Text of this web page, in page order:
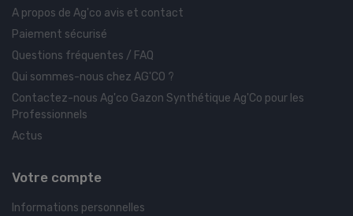
A propos de Ag'co avis et contact
Paiement sécurisé
Questions fréquentes / FAQ
Qui sommes-nous chez AG'CO ?
Contactez-nous Ag'co Gazon Synthétique Ag'Co pour les
Professionnels
Actus
Votre compte
Informations personnelles